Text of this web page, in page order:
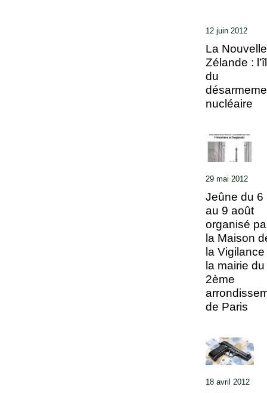
12 juin 2012
La Nouvelle
Zélande :
du
nucléaire
29 mai 2012
Jeûne du 6
au 9 août
organisé
la Maison
la Vigilance
la mairie du
2ème
de Paris
18 avril 2012